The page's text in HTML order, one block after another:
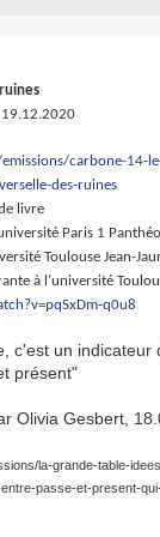
carbone-14-
des-ruines
livre
Paris 1
Toulouse Jean-
à l’université
q0u8
c'est un indicateur
présent"
Olivia Gesbert,
la-grande-table-
passe-et-present-